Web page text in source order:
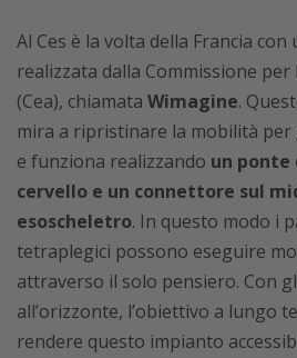
Al Ces è la volta della Francia
realizzata dalla Commissione per
(Cea), chiamata Wimagine.
mira a ripristinare la mobilità
e funziona realizzando un
cervello e un connettore sul
esoscheletro. In questo modo i
tetraplegici possono eseguire
attraverso il solo pensiero. Con
all’orizzonte, l’obiettivo a lungo
rendere questo impianto